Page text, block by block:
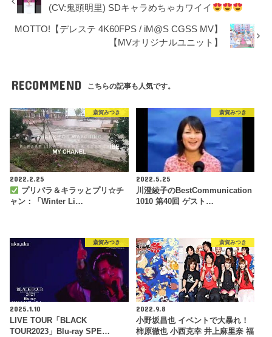
(CV:鬼頭明里) SDキャラめちゃカワイイ
MOTTO!【デレステ 4K60FPS / iM@S CGSS MV】
【MVオリジナルユニット】
RECOMMEND こちらの記事も人気です。
斎賀みつき
2022.2.25
プリパラ＆キラッとプリ☆チ
ャン：「Winter Li…
斎賀みつき
2022.5.25
川澄綾子のBestCommunication
1010 第40回 ゲスト…
斎賀みつき
2025.1.10
LIVE TOUR「BLACK
TOUR2023」Blu-ray SPE…
斎賀みつき
2022.9.8
小野坂昌也 イベントで大暴れ！
柿原徹也 小西克幸 井上麻里奈 福